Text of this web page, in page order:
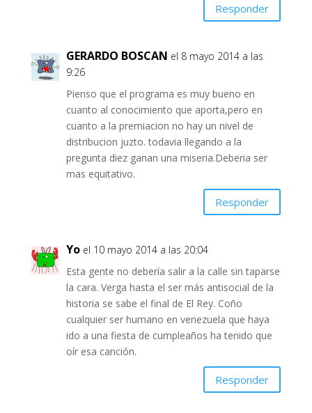
Responder
GERARDO BOSCAN el 8 mayo 2014 a las
9:26
Pienso que el programa es muy bueno en
cuanto al conocimiento que aporta,pero en
cuanto a la premiacion no hay un nivel de
distribucion juzto. todavia llegando a la
pregunta diez ganan una miseria.Deberia ser
mas equitativo.
Responder
Yo el 10 mayo 2014 a las 20:04
Esta gente no debería salir a la calle sin taparse
la cara. Verga hasta el ser más antisocial de la
historia se sabe el final de El Rey. Coño
cualquier ser humano en venezuela que haya
ido a una fiesta de cumpleaños ha tenido que
oír esa canción.
Responder